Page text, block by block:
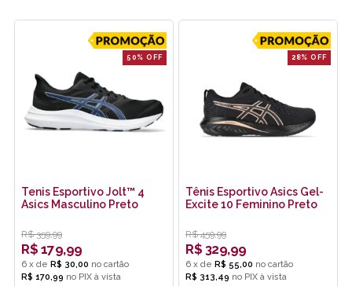
50% OFF
Tenis Esportivo Jolt™ 4
Asics Masculino Preto
R$ 359,99
R$ 179,99
6 x de R$ 30,00
R$ 170,99 no PIX
28% OFF
Tênis Esportivo Asics Gel-
Excite 10 Feminino Preto
R$ 459,99
R$ 329,99
6 x de R$ 55,00
R$ 313,49 no PIX